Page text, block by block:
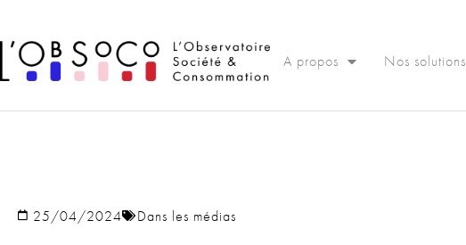
A propos Nos solutions
25/04/2024 Dans les médias